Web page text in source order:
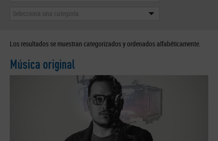
Selecciona una categoría
Los resultados se muestran categorizados y ordenados alfabéticamente.
Música original